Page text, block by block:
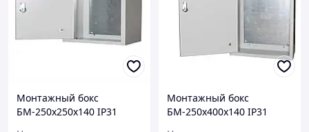
Монтажный бокс
БМ-250х250х140 IP31
Монтажный бокс
БМ-250х400х140 IP31